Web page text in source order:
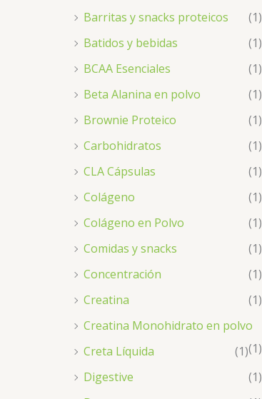
Barritas y snacks proteicos
(1)
Batidos y bebidas
(1)
BCAA Esenciales
(1)
Beta Alanina en polvo
(1)
Brownie Proteico
(1)
Carbohidratos
(1)
CLA Cápsulas
(1)
Colágeno
(1)
Colágeno en Polvo
(1)
Comidas y snacks
(1)
Concentración
(1)
Creatina
(1)
Creatina Monohidrato en polvo
(1)
Creta Líquida
(1)
Digestive
(1)